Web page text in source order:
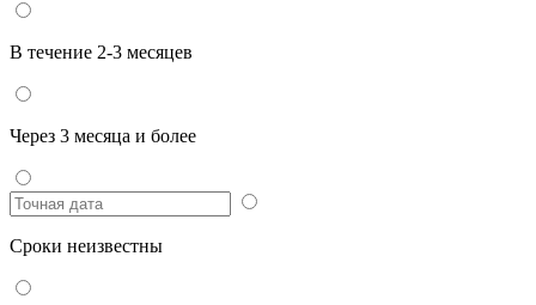
В течение 2-3 месяцев
Через 3 месяца и более
Сроки неизвестны